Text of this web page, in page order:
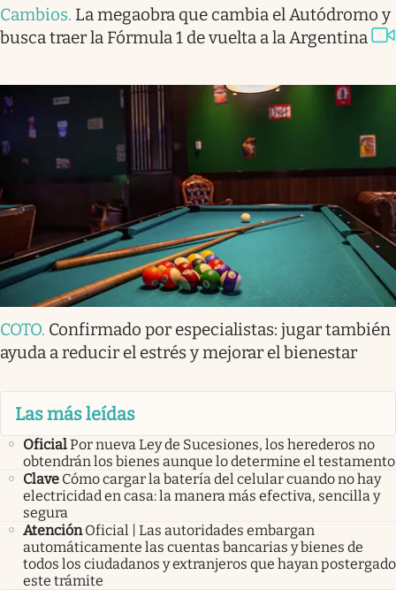
Cambios. La megaobra que cambia el Autódromo y
busca traer la Fórmula 1 de vuelta a la Argentina
COTO. Confirmado por especialistas: jugar también
ayuda a reducir el estrés y mejorar el bienestar
Las más leídas
OficialPor nueva Ley de Sucesiones, los herederos no
obtendrán los bienes aunque lo determine el testamento
Clave Cómo cargar la batería del celular cuando no hay
electricidad en casa: la manera más efectiva, sencilla y
segura
Atención Oficial | Las autoridades embargan
automáticamente las cuentas bancarias y bienes de
todos los ciudadanos y extranjeros que hayan postergado
este trámite